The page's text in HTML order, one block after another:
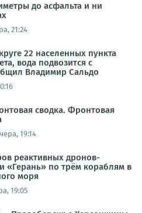
до асфальта и ни
21:24
22 населенных пункта
вода подвозится с
Владимир Сальдо
сводка. Фронтовая
19:14
реактивных дронов-
«Герань» по трём кораблям в
моря
19:05